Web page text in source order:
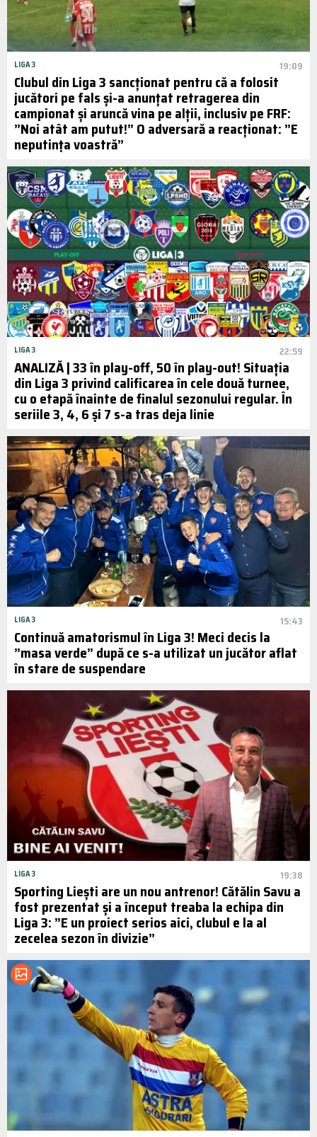
LIGA 3 19:09
Clubul din Liga 3 sancționat pentru că a folosit
jucători pe fals și-a anunțat retragerea din
campionat și aruncă vina pe alții, inclusiv pe FRF:
”Noi atât am putut!” O adversară a reacționat: ”E
neputința voastră”
LIGA 3 22:59
ANALIZĂ | 33 în play-off, 50 în play-out! Situația
din Liga 3 privind calificarea în cele două turnee,
cu o etapă înainte de finalul sezonului regular. În
seriile 3, 4, 6 și 7 s-a tras deja linie
LIGA 3 15:43
Continuă amatorismul în Liga 3! Meci decis la
”masa verde” după ce s-a utilizat un jucător aflat
în stare de suspendare
LIGA 3 19:38
Sporting Liești are un nou antrenor! Cătălin Savu a
fost prezentat și a început treaba la echipa din
Liga 3: ”E un proiect serios aici, clubul e la al
zecelea sezon în divizie”